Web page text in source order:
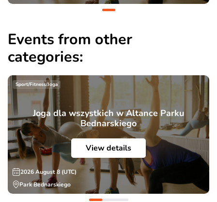
Events from other
categories:
Sport/Fitness/Joga
Joga dla wszystkich w Altance Parku
Bednarskiego
View details
2026 August 8 (UTC)
Park Bednarskiego